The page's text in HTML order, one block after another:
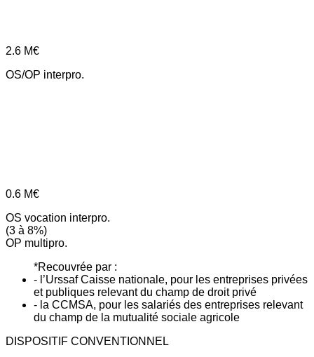
2.6 M€
OS/OP interpro.
0.6 M€
OS vocation interpro.
(3 à 8%)
OP multipro.
*Recouvrée par :
- l’Urssaf Caisse nationale, pour les entreprises privées
et publiques relevant du champ de droit privé
- la CCMSA, pour les salariés des entreprises relevant
du champ de la mutualité sociale agricole
DISPOSITIF CONVENTIONNEL